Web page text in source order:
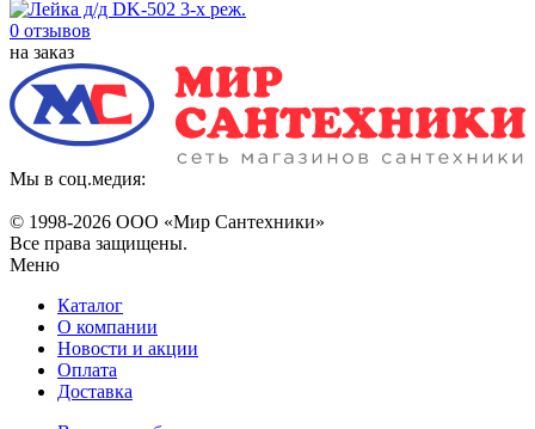
0 отзывов
на заказ
Мы в соц.медия:
© 1998-2026 ООО «Мир Сантехники»
Все права защищены.
Меню
Каталог
О компании
Новости и акции
Оплата
Доставка